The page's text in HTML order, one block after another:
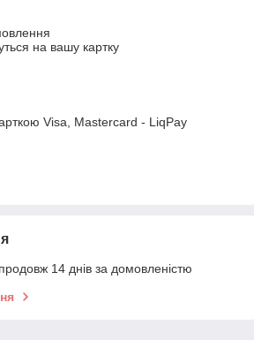
на вашу картку
Visa, Mastercard - LiqPay
14 днів за домовленістю